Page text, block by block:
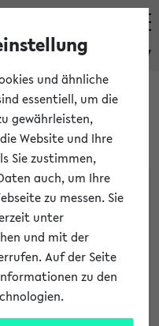
eKVV
und ähnliche
essentiell, um die
gewährleisten,
Website und Ihre
Sie zustimmen,
auch, um Ihre
zu messen. Sie
unter
und mit der
Auf der Seite
zu den